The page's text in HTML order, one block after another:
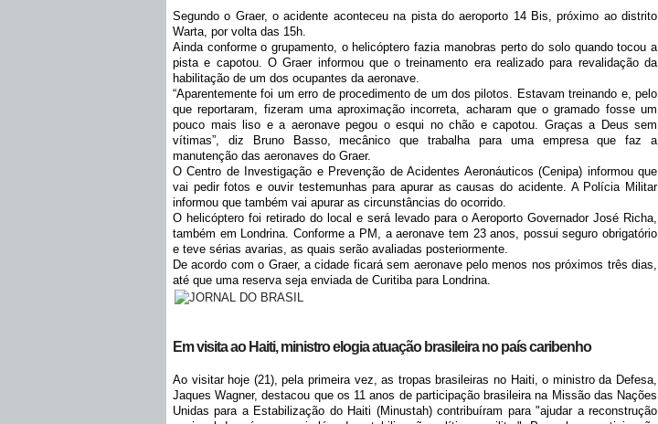
Segundo o Graer, o acidente aconteceu na pista do aeroporto 14 Bis, próximo ao distrito
Warta, por volta das 15h.
Ainda conforme o grupamento, o helicóptero fazia manobras perto do solo quando tocou a
pista e capotou. O Graer informou que o treinamento era realizado para revalidação da
habilitação de um dos ocupantes da aeronave.
“Aparentemente foi um erro de procedimento de um dos pilotos. Estavam treinando e, pelo
que reportaram, fizeram uma aproximação incorreta, acharam que o gramado fosse um
pouco mais liso e a aeronave pegou o esqui no chão e capotou. Graças a Deus sem
vítimas”, diz Bruno Basso, mecânico que trabalha para uma empresa que faz a
manutenção das aeronaves do Graer.
O Centro de Investigação e Prevenção de Acidentes Aeronáuticos (Cenipa) informou que
vai pedir fotos e ouvir testemunhas para apurar as causas do acidente. A Polícia Militar
informou que também vai apurar as circunstâncias do ocorrido.
O helicóptero foi retirado do local e será levado para o Aeroporto Governador José Richa,
também em Londrina. Conforme a PM, a aeronave tem 23 anos, possui seguro obrigatório
e teve sérias avarias, as quais serão avaliadas posteriormente.
De acordo com o Graer, a cidade ficará sem aeronave pelo menos nos próximos três dias,
até que uma reserva seja enviada de Curitiba para Londrina.
Em visita ao Haiti, ministro elogia atuação brasileira no país caribenho
Ao visitar hoje (21), pela primeira vez, as tropas brasileiras no Haiti, o ministro da Defesa,
Jaques Wagner, destacou que os 11 anos de participação brasileira na Missão das Nações
Unidas para a Estabilização do Haiti (Minustah) contribuíram para "ajudar a reconstrução